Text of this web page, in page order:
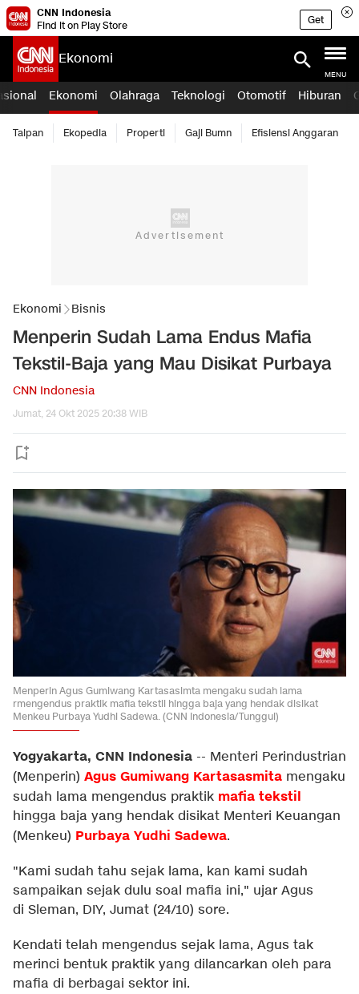
CNN Indonesia
Find it on Play Store
Get
Ekonomi
MENU
Ekonomi Olahraga Teknologi Otomotif Hiburan
Taipan Ekopedia Properti Gaji Bumn Efisiensi Anggaran
Ekonomi Bisnis
Menperin Sudah Lama Endus Mafia
Tekstil-Baja yang Mau Disikat Purbaya
CNN Indonesia
Jumat, 24 Okt 2025 20:38 WIB
Menperin Agus Gumiwang Kartasasimta mengaku sudah lama
rmengendus praktik mafia tekstil hingga baja yang hendak disikat
Menkeu Purbaya Yudhi Sadewa. (CNN Indonesia/Tunggul)
Yogyakarta, CNN Indonesia -- Menteri Perindustrian
(Menperin) Agus Gumiwang Kartasasmita mengaku
sudah lama mengendus praktik mafia tekstil
hingga baja yang hendak disikat Menteri Keuangan
(Menkeu) Purbaya Yudhi Sadewa.
"Kami sudah tahu sejak lama, kan kami sudah
sampaikan sejak dulu soal mafia ini," ujar Agus
di Sleman, DIY, Jumat (24/10) sore.
Kendati telah mengendus sejak lama, Agus tak
merinci bentuk praktik yang dilancarkan oleh para
mafia di berbagai sektor ini.